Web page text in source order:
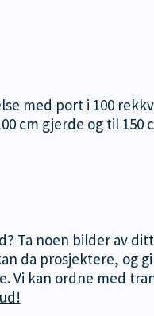
med port i 100
cm gjerde og til 150
Ta noen bilder av
da prosjektere, og
Vi kan ordne med